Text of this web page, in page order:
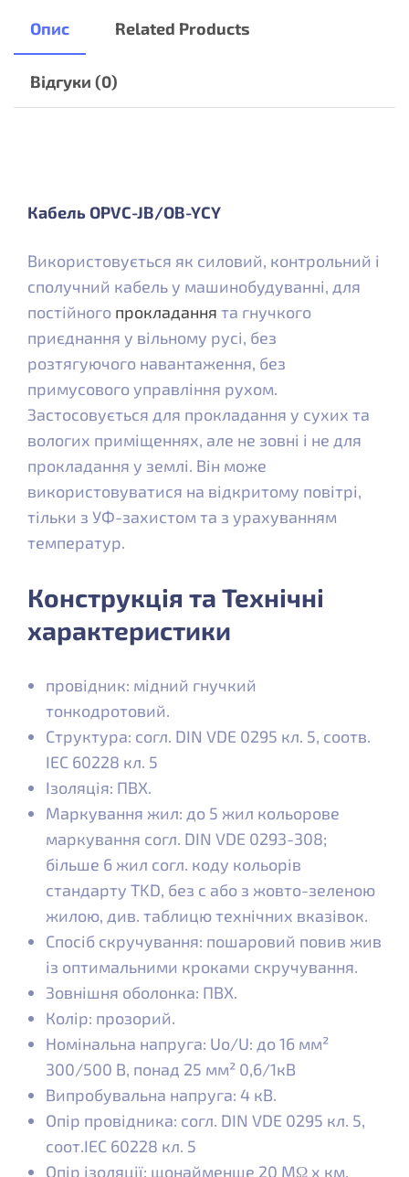
Опис Related Products
Відгуки (0)
Кабель OPVC-JB/OB-YCY
Використовується як силовий, контрольний і
сполучний кабель у машинобудуванні, для
постійного прокладання та гнучкого
приєднання у вільному русі, без
розтягуючого навантаження, без
примусового управління рухом.
Застосовується для прокладання у сухих та
вологих приміщеннях, але не зовні і не для
прокладання у землі. Він може
використовуватися на відкритому повітрі,
тільки з УФ-захистом та з урахуванням
температур.
Конструкція та Технічні
характеристики
провідник: мідний гнучкий
тонкодротовий.
Структура: согл. DIN VDE 0295 кл. 5, соотв.
IEC 60228 кл. 5
Ізоляція: ПВХ.
Маркування жил: до 5 жил кольорове
маркування согл. DIN VDE 0293-308;
більше 6 жил согл. коду кольорів
стандарту TKD, без с або з жовто-зеленою
жилою, див. таблицю технічних вказівок.
Спосіб скручування: пошаровий повив жив
із оптимальними кроками скручування.
Зовнішня оболонка: ПВХ.
Колір: прозорий.
Номінальна напруга: Uo/U: до 16 мм²
300/500 В, понад 25 мм² 0,6/1кВ
Випробувальна напруга: 4 кВ.
Опір провідника: согл. DIN VDE 0295 кл. 5,
соот.IEC 60228 кл. 5
Опір ізоляції: щонайменше 20 MΩ x км.